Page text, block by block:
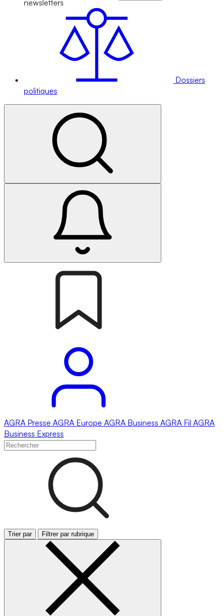
newsletters
Dossiers
politiques
AGRA Presse AGRA Europe AGRA Business AGRA Fil AGRA
Business Express
Trier par Filtrer par rubrique